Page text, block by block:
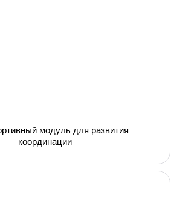
модуль для развития
координации